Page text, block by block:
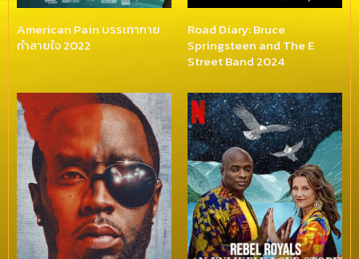
American Pain บรรเทากาย
ทำลายใจ 2022
Road Diary: Bruce
Springsteen and The E
Street Band 2024